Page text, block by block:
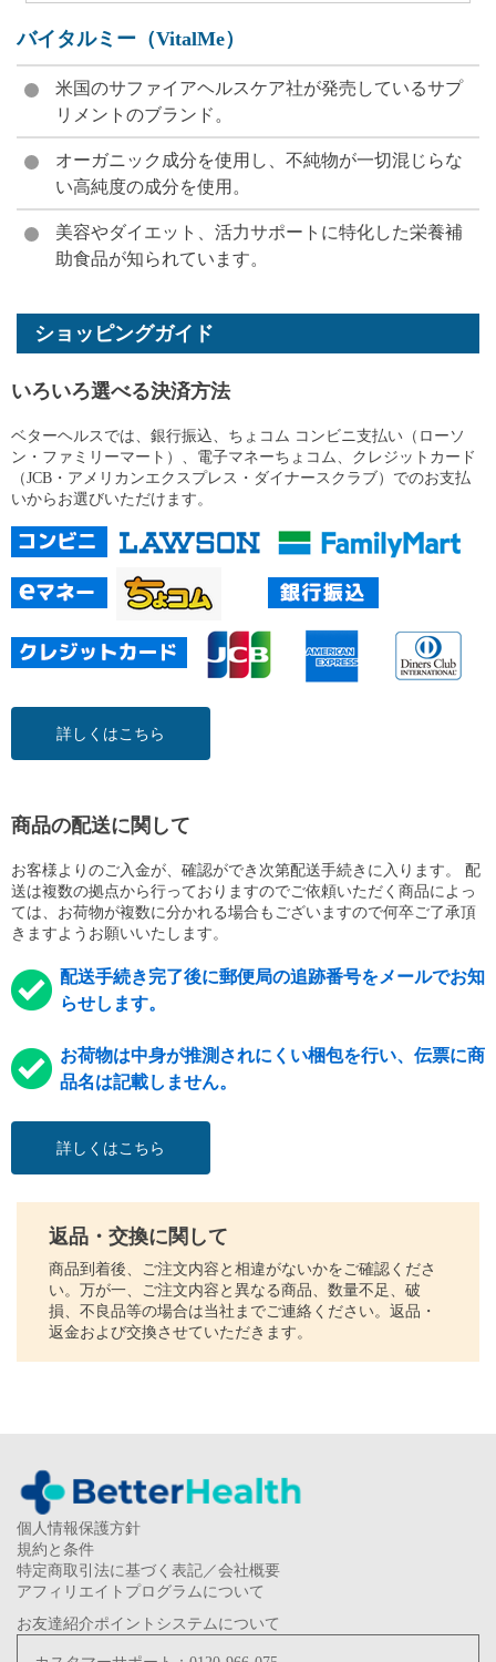
バイタルミー（VitalMe）
米国のサファイアヘルスケア社が発売しているサプ
リメントのブランド。
オーガニック成分を使用し、不純物が一切混じらな
い高純度の成分を使用。
美容やダイエット、活力サポートに特化した栄養補
助食品が知られています。
ショッピングガイド
いろいろ選べる決済方法
ベターヘルスでは、銀行振込、ちょコム コンビニ支払い（ローソ
ン・ファミリーマート）、電子マネーちょコム、クレジットカード
（JCB・アメリカンエクスプレス・ダイナースクラブ）でのお支払
いからお選びいただけます。
詳しくはこちら
商品の配送に関して
お客様よりのご入金が、確認ができ次第配送手続きに入ります。 配
送は複数の拠点から行っておりますのでご依頼いただく商品によっ
ては、お荷物が複数に分かれる場合もございますので何卒ご了承頂
きますようお願いいたします。
配送手続き完了後に郵便局の追跡番号をメールでお知
らせします。
お荷物は中身が推測されにくい梱包を行い、伝票に商
品名は記載しません。
詳しくはこちら
返品・交換に関して
商品到着後、ご注文内容と相違がないかをご確認くださ
い。万が一、ご注文内容と異なる商品、数量不足、破
損、不良品等の場合は当社までご連絡ください。返品・
返金および交換させていただきます。
個人情報保護方針
規約と条件
特定商取引法に基づく表記／会社概要
アフィリエイトプログラムについて
お友達紹介ポイントシステムについて